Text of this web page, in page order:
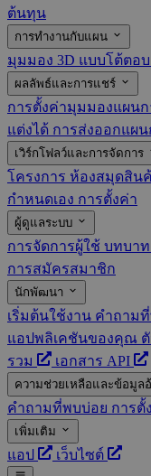
ต้นทุน
การทำงานกับแผน
มุมมอง 3D แบบโต้ตอบ
ผลลัพธ์และการแชร์
การตั้งค่ามุมมองแผน
แต่งได้ การส่งออกแผ
เวิร์กโฟลว์และการจัดการ
โครงการ ห้องสมุดสิน
กำหนดเอง การตั้งค่า
ผู้ดูแลระบบ
การจัดการผู้ใช้ บทบา
การสมัครสมาชิก
นักพัฒนา
เริ่มต้นใช้งาน คำถาม
แอปพลิเคชันของคุณ
รวม
เอกสาร API
ความช่วยเหลือและข้อมูล
คำถามที่พบบ่อย การตั้
เพิ่มเติม
แอป เว็บไซต์